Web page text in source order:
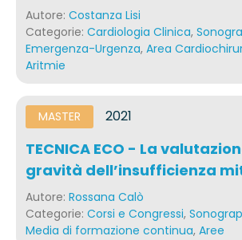
Autore: Costanza Lisi
Categorie: Cardiologia Clinica,
Emergenza-Urgenza, Area
Aritmie
MASTER 2021
TECNICA ECO - La
gravità dell’insufficienza
Autore: Rossana Calò
Categorie: Corsi e Congressi,
Media di formazione continua, Aree